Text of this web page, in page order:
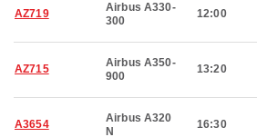
AZ719
Airbus A330-
300
12:00
AZ715
Airbus A350-
900
13:20
A3654
Airbus A320
N
16:30